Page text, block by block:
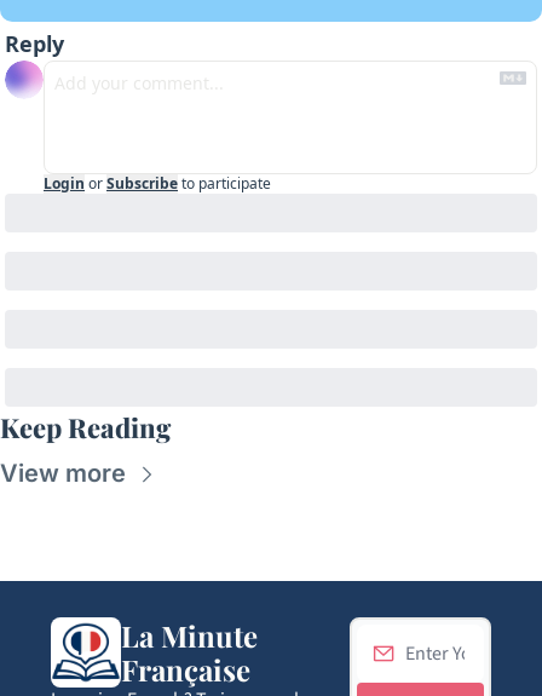
Reply
Login orSubscribeto participate
Keep Reading
View more
La Minute
Française